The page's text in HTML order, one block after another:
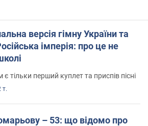
версія гімну України та
імперія: про це не
перший куплет та приспів пісні
т.
– 53: що відомо про